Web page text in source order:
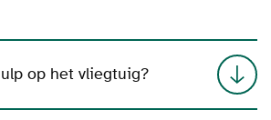
op het vliegtuig?